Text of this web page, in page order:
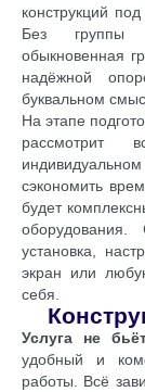
конструкций под
Без группы
обыкновенная
надёжной
буквальном
На этапе
сэкономить
будет
оборудования.
установка,
экран или
себя.
Услуга не
удобный и
работы. Всё